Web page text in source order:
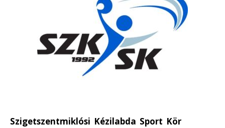
Szigetszentmiklósi Kézilabda Sport Kör